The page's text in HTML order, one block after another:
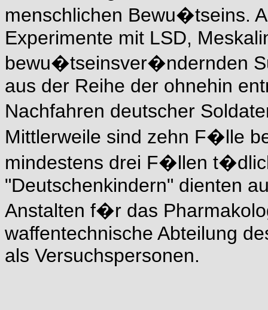
menschlichen Bewu�tseins.
Experimente mit LSD,
bewu�tseinsver�ndernden
aus der Reihe der ohnehin
Nachfahren deutscher
Mittlerweile sind zehn F�lle
mindestens drei F�llen
"Deutschenkindern" dienten
Anstalten f�r das
waffentechnische Abteilung
als Versuchspersonen.